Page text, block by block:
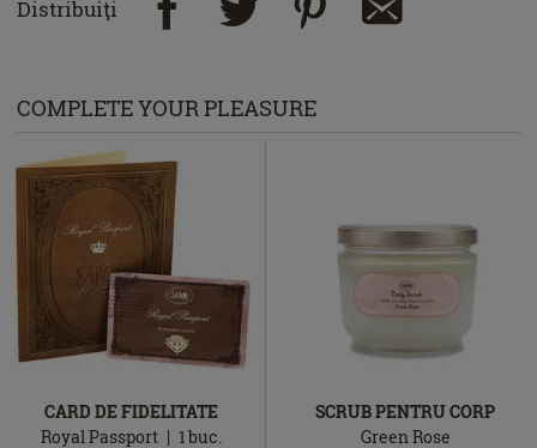
Distribuiţi
COMPLETE YOUR PLEASURE
CARD DE FIDELITATE
Royal Passport
1buc.
SCRUB PENTRU CORP
Green Rose